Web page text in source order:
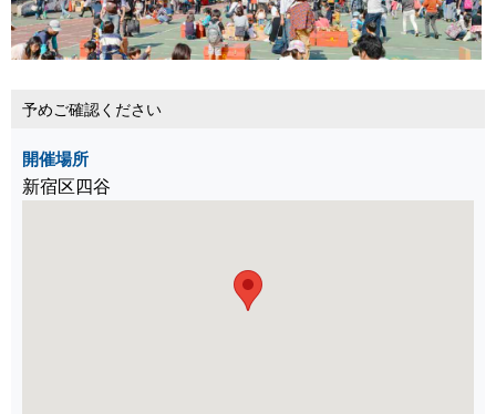
予めご確認ください
開催場所
新宿区四谷